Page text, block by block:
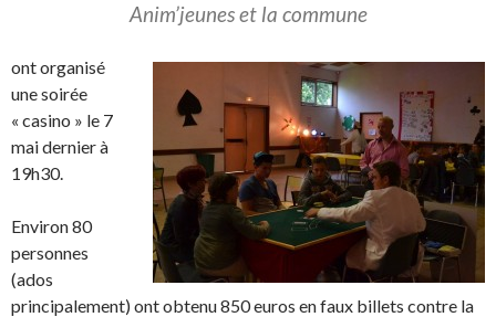
Anim’jeunes et la commune
ont organisé
une soirée
« casino » le 7
mai dernier à
19h30.
Environ 80
personnes
(ados
principalement) ont obtenu 850 euros en faux billets contre la